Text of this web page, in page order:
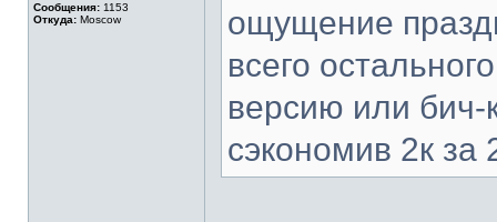
Сообщения: 1153
Откуда: Moscow
ощущение
всего
версию или
сэкономив 2к за